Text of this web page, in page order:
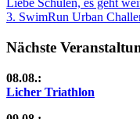
Beitrag:
Liebe Schulen, es geht
Nächster
3. SwimRun Urban
Nächste
08.08.:
Licher Triathlon